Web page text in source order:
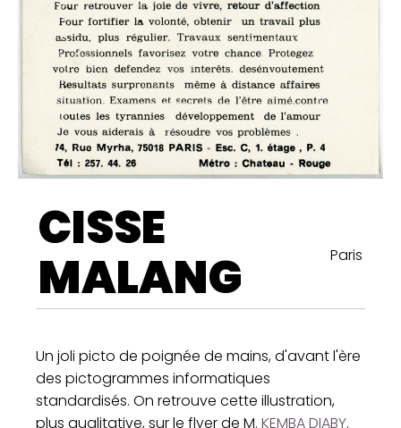
CISSE
MALANG
Paris
Un joli picto de poignée de mains, d'avant l'ère
des pictogrammes informatiques
standardisés. On retrouve cette illustration,
plus qualitative, sur le flyer de M. KEMBA DIABY.